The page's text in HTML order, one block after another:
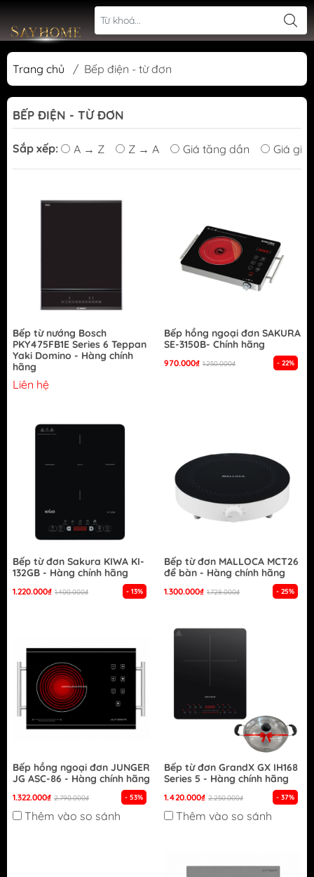
Trang chủ / Bếp điện - từ đơn
BẾP ĐIỆN - TỪ ĐƠN
Sắp xếp: A → Z Z → A Giá tăng dần Giá
Bếp từ nướng Bosch
PKY475FB1E Series 6 Teppan
Yaki Domino - Hàng chính
hãng
Liên hệ
- 22%
Bếp hồng ngoại đơn SAKURA
SE-3150B- Chính hãng
970.000₫ 1.250.000₫
- 13%
Bếp từ đơn Sakura KIWA KI-
132GB - Hàng chính hãng
1.220.000₫ 1.400.000₫ - 25%
Bếp từ đơn MALLOCA MCT26
để bàn - Hàng chính hãng
1.300.000₫ 1.728.000₫
Bếp hồng ngoại đơn JUNGER
JG ASC-86 - Hàng chính hãng
1.322.000₫ 2.790.000₫ - 53%
Thêm vào so sánh
Bếp từ đơn GrandX GX IH168
Series 5 - Hàng chính hãng
1.420.000₫ 2.250.000₫ - 37%
Thêm vào so sánh